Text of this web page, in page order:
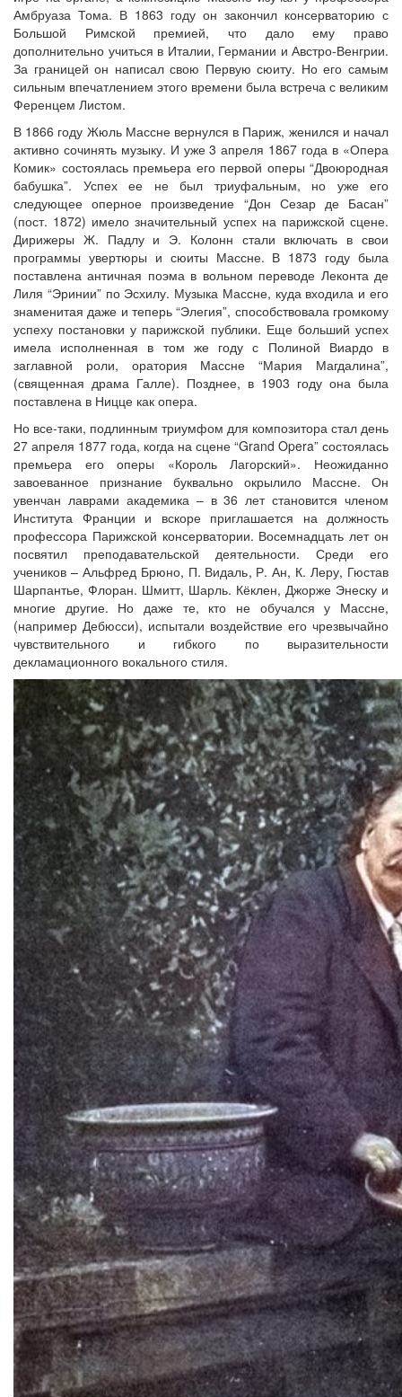
Амбруаза Тома. В 1863 году он закончил консерваторию с
Большой Римской премией, что дало ему право
дополнительно учиться в Италии, Германии и Австро-Венгрии.
За границей он написал свою Первую сюиту. Но его самым
сильным впечатлением этого времени была встреча с великим
Ференцем Листом.
В 1866 году Жюль Массне вернулся в Париж, женился и начал
активно сочинять музыку. И уже 3 апреля 1867 года в «Опера
Комик» состоялась премьера его первой оперы “Двоюродная
бабушка”. Успех ее не был триуфальным, но уже его
следующее оперное произведение “Дон Сезар де Басан”
(пост. 1872) имело значительный успех на парижской сцене.
Дирижеры Ж. Падлу и Э. Колонн стали включать в свои
программы увертюры и сюиты Массне. В 1873 году была
поставлена античная поэма в вольном переводе Леконта де
Лиля “Эринии” по Эсхилу. Музыка Массне, куда входила и его
знаменитая даже и теперь “Элегия”, способствовала громкому
успеху постановки у парижской публики. Еще больший успех
имела исполненная в том же году с Полиной Виардо в
заглавной роли, оратория Массне “Мария Магдалина”,
(священная драма Галле). Позднее, в 1903 году она была
поставлена в Ницце как опера.
Но все-таки, подлинным триумфом для композитора стал день
27 апреля 1877 года, когда на сцене “Grand Opera” состоялась
премьера его оперы «Король Лагорский». Неожиданно
завоеванное признание буквально окрылило Массне. Он
увенчан лаврами академика – в 36 лет становится членом
Института Франции и вскоре приглашается на должность
профессора Парижской консерватории. Восемнадцать лет он
посвятил преподавательской деятельности. Среди его
учеников – Альфред Брюно, П. Видаль, Р. Ан, К. Леру, Гюстав
Шарпантье, Флоран. Шмитт, Шарль. Кёклен, Джорже Энеску и
многие другие. Но даже те, кто не обучался у Массне,
(например Дебюсси), испытали воздействие его чрезвычайно
чувствительного и гибкого по выразительности
декламационного вокального стиля.